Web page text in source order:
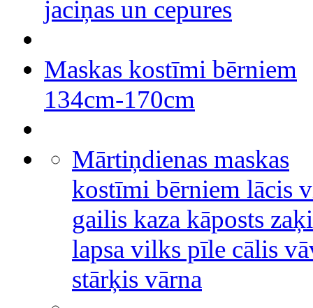
jaciņas un cepures
Maskas kostīmi bērniem
134cm-170cm
Mārtiņdienas maskas
kostīmi bērniem lācis
gailis kaza kāposts
lapsa vilks pīle cālis
stārķis vārna